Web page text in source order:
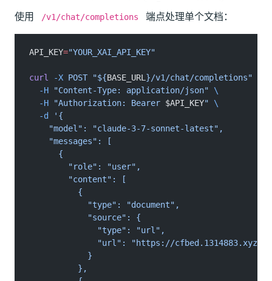
使用 /v1/chat/completions 端点处理单个文档：
API_KEY="YOUR_XAI_API_KEY"
curl -X POST "${BASE_URL }/v1/chat/completions"
  -H
"Content-Type: application/json" \
  -H
"Authorization: Bearer $API_KEY" \
  -d
'{
    "model": "claude-3-7-sonnet-latest",
    "messages": [
      {
        "role": "user",
        "content": [
          {
            "type": "document",
            "source": {
              "type": "url",
"url": "https://cfbed.1314883.xyz/
            }
          },